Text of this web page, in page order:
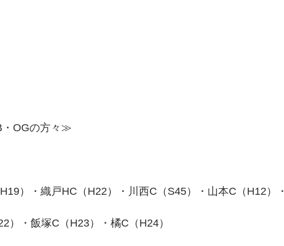
・OGの方々≫
）・織戸HC（H22）・川西C（S45）・山本C（H12）・
）・飯塚C（H23）・橘C（H24）